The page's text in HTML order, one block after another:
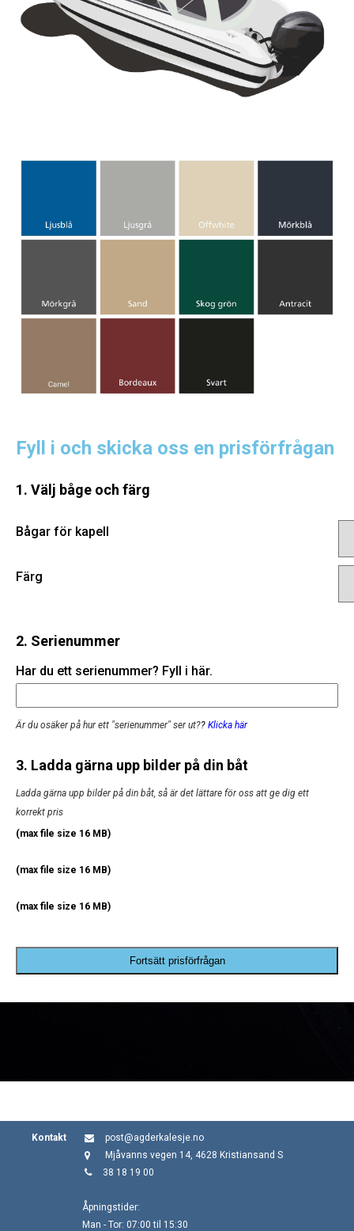
Fyll i och skicka oss en prisförfrågan
1. Välj båge och färg
Bågar för kapell
Färg
2. Serienummer
Har du ett serienummer? Fyll i här.
Är du osäker på hur ett "serienummer" ser ut?? Klicka här
3. Ladda gärna upp bilder på din båt
Ladda gärna upp bilder på din båt, så är det lättare för oss att ge dig ett
korrekt pris
(max file size 16 MB)
(max file size 16 MB)
(max file size 16 MB)
Fortsätt prisförfrågan
Kontakt
post@agderkalesje.no
Mjåvanns vegen 14, 4628 Kristiansand S
38 18 19 00
Åpningstider:
Man - Tor: 07:00 til 15:30